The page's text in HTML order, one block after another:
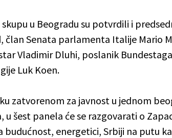
skupu u Beogradu su potvrdili i
član Senata parlamenta Italije Mario
Vladimir Dluhi, poslanik
Luk Koen.
zatvorenom za javnost u jednom
u šest panela će se razgovarati o
budućnost, energetici, Srbiji na putu